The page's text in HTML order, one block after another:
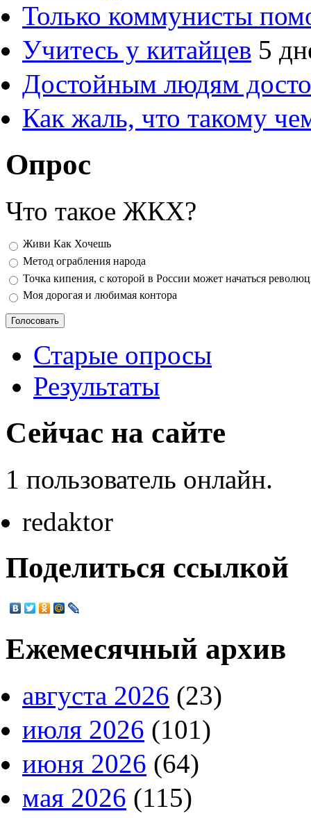
Только коммунисты
Учитесь у китайцев 5
Достойным людям
Как жаль, что такому
Опрос
Что такое ЖКХ?
Варианты
Живи Как Хочешь
Метод ограбления народа
Точка кипения, с которой в России может начаться
Моя дорогая и любимая контора
Старые опросы
Результаты
Сейчас на сайте
1 пользователь онлайн.
redaktor
Поделиться ссылкой
Ежемесячный архив
августа 2026 (23)
июля 2026 (101)
июня 2026 (64)
мая 2026 (115)